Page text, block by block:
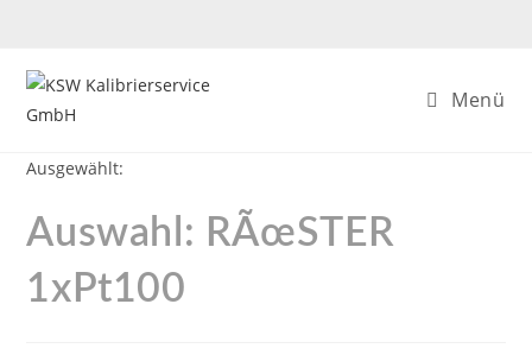
Menü
Ausgewählt:
Auswahl: RÃœSTER
1xPt100